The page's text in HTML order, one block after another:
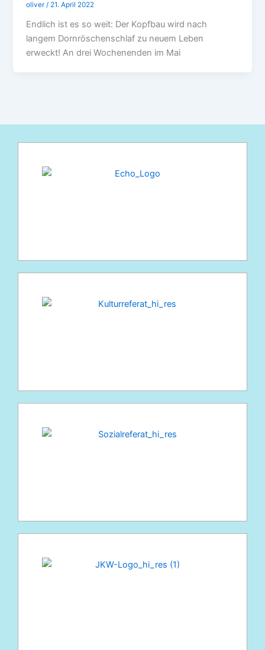
oliver / 21. April 2022
Endlich ist es so weit: Der Kopfbau wird nach
langem Dornröschenschlaf zu neuem Leben
erweckt! An drei Wochenenden im Mai